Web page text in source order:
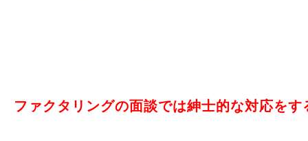
ファクタリングの面談では紳士的な対応をす